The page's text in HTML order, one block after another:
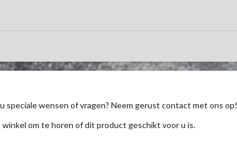
wensen of vragen? Neem gerust contact met ons op!
om te horen of dit product geschikt voor u is.